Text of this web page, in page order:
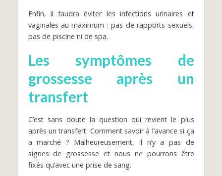
Enfin, il faudra éviter les infections urinaires et
vaginales au maximum : pas de rapports sexuels,
pas de piscine ni de spa.
Les symptômes de
grossesse après un
transfert
C’est sans doute la question qui revient le plus
après un transfert. Comment savoir à l’avance si ça
a marché ? Malheureusement, il n’y a pas de
signes de grossesse et nous ne pourrons être
fixés qu’avec une prise de sang.